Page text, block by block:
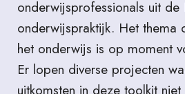
onderwijsprofessionals uit
onderwijspraktijk. Het thema
het onderwijs is op moment
Er lopen diverse projecten
uitkomsten in deze toolkit